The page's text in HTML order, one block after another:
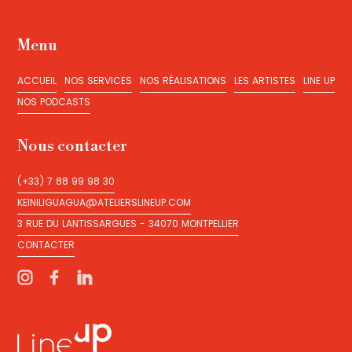
Menu
ACCUEIL
ACCUEIL
NOS SERVICES
NOS SERVICES
NOS RÉALISATIONS
LES ARTISTES
LINE UP
NOS PODCASTS
Nous contacter
(+33) 7 88 99 98 30
(+33) 7 88 99 98 30
KEINILIGUAGUA@ATELIERSLINEUP.COM
KEINILIGUAGUA@ATELIERSLINEUP.COM
3 RUE DU LANTISSARGUES - 34070 MONTPELLIER
3 RUE DU LANTISSARGUES - 34070 MONTPELLIER
CONTACTER